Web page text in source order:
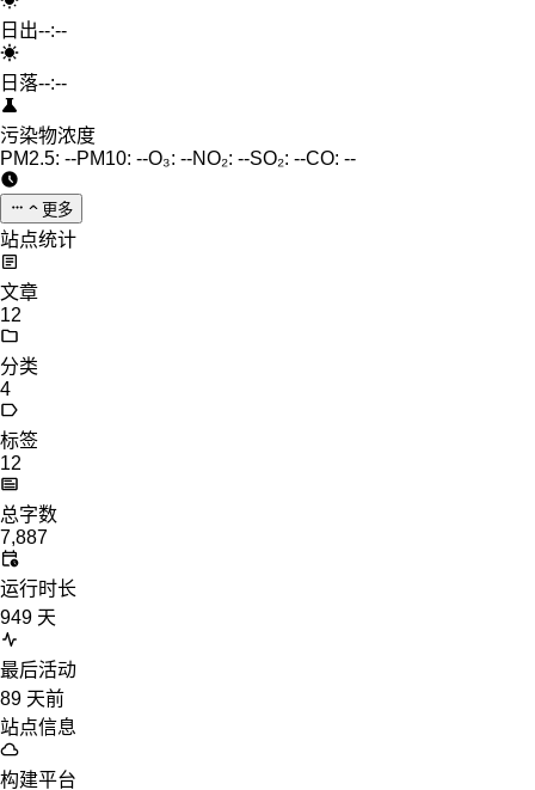
日出--:--
日落--:--
污染物浓度
PM2.5: --PM10: --O₃: --NO₂: --SO₂: --CO: --
更多
站点统计
文章
12
分类
4
标签
12
总字数
7,887
运行时长
949 天
最后活动
89 天前
站点信息
构建平台